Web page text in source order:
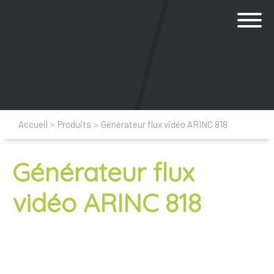
Accueil > Produits > Générateur flux vidéo ARINC 818
Générateur flux
vidéo ARINC 818